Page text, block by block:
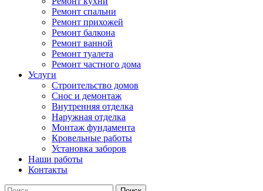
Ремонт спальни
Ремонт прихожей
Ремонт балкона
Ремонт ванной
Ремонт туалета
Ремонт частного дома
Услуги
Строительство домов
Снос и демонтаж
Внутренняя отделка
Наружная отделка
Монтаж фундамента
Кровельные работы
Установка заборов
Наши работы
Контакты